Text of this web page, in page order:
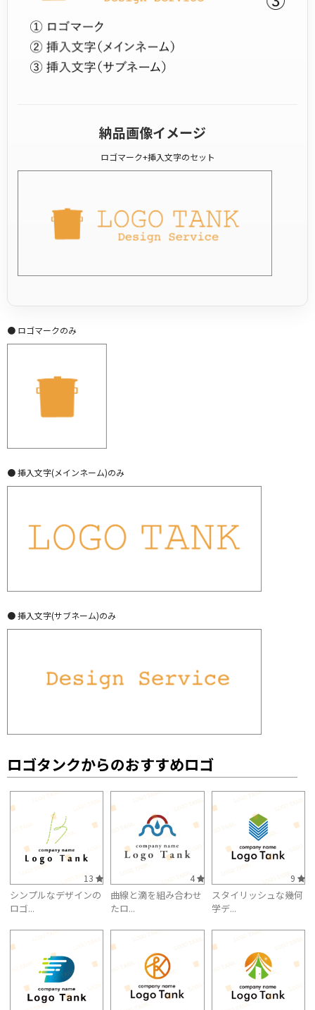
納品画像イメージ
ロゴマーク+挿入文字のセット
● ロゴマークのみ
● 挿入文字(メインネーム)のみ
● 挿入文字(サブネーム)のみ
ロゴタンクからのおすすめロゴ
13
シンプルなデザインの
ロゴ...
4
曲線と滴を組み合わせ
たロ...
9
スタイリッシュな幾何
学デ...